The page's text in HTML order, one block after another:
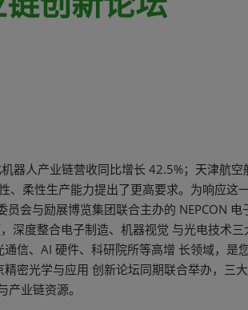
器人产业链营收同比增长 42.5%；天津航空
柔性生产能力提出了更高要求。为响应这一
会与励展博览集团联合主办的 NEPCON 电
深度整合电子制造、机器视觉 与光电技术
信、AI 硬件、科研院所等高增 长领域，是
密光学与应用 创新论坛同期联合举办，三
业链资源。